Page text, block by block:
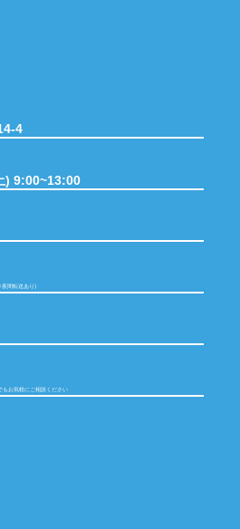
4
) 9:00~13:00
夜間転送あり)
もお気軽にご相談ください